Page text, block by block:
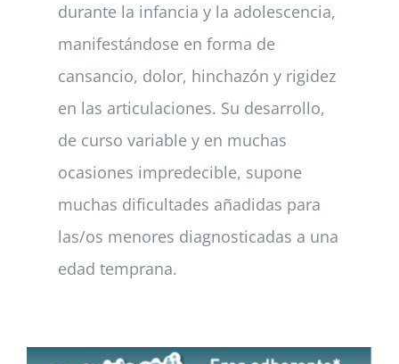
durante la infancia y la adolescencia,
manifestándose en forma de
cansancio, dolor, hinchazón y rigidez
en las articulaciones. Su desarrollo,
de curso variable y en muchas
ocasiones impredecible, supone
muchas dificultades añadidas para
las/os menores diagnosticadas a una
edad temprana.